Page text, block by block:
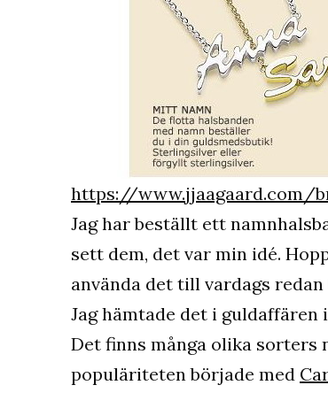
https://www.jjaagaard.com/
Jag har beställt ett
sett dem, det var min idé.
använda det till vardags
Jag hämtade det i guldaffären
Det finns många olika sorters
populäriteten började med